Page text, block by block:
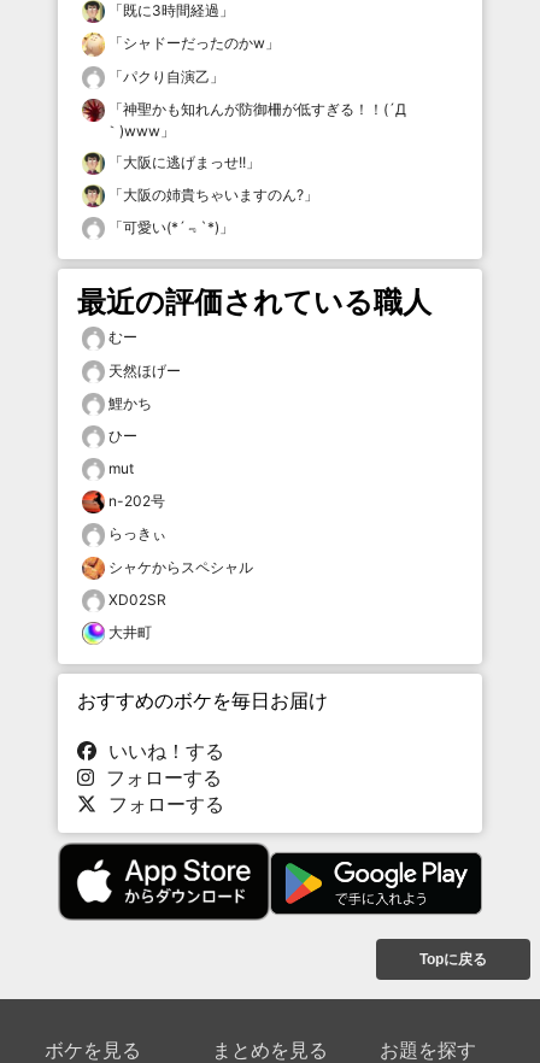
「既に3時間経過 」
「シャドーだったのかw 」
「パクり自演乙 」
「神聖かも知れんが防御柵が低すぎる！！(´Д
｀)www 」
「大阪に逃げまっせ!! 」
「大阪の姉貴ちゃいますのん? 」
「可愛い(*´﹃`*) 」
最近の評価されている職人
むー
天然ほげー
鯉かち
ひー
mut
n-202号
らっきぃ
シャケからスペシャル
XD02SR
大井町
おすすめのボケを毎日お届け
いいね！する
フォローする
フォローする
Topに戻る
ボケを見る まとめを見る お題を探す